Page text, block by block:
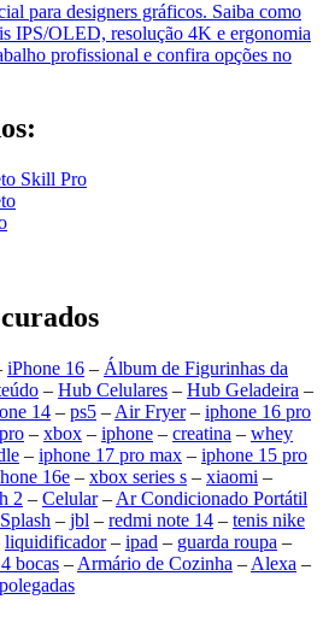
para designers gráficos. Saiba como
IPS/OLED, resolução 4K e ergonomia
profissional e confira opções no
Skill Pro
iPhone 16 – Álbum de Figurinhas da
– Hub Celulares – Hub Geladeira –
14 – ps5 – Air Fryer– iphone 16 pro
– xbox – iphone – creatina – whey
– iphone 17 pro max – iphone 15 pro
16e – xbox series s – xiaomi –
2 – Celular– Ar Condicionado Portátil
– jbl – redmi note 14 – tenis nike
liquidificador– ipad – guarda roupa –
bocas – Armário de Cozinha – Alexa –